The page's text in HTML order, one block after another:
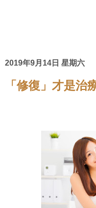
2019年9月14日 星期六
「修復」才是治